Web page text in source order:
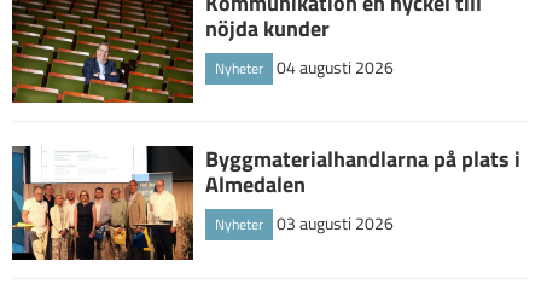
nöjda kunder
Nyheter 04 augusti 2026
Byggmaterialhandlarna på plats i
Almedalen
Nyheter 03 augusti 2026